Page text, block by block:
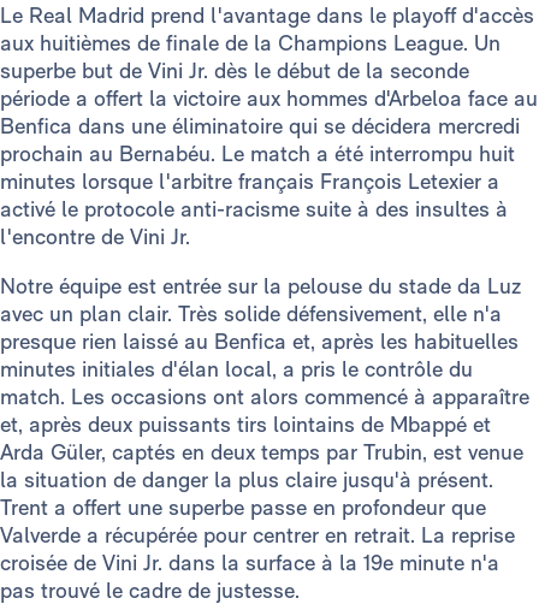
Le Real Madrid prend l'avantage dans le playoff d'accès
aux huitièmes de finale de la Champions League. Un
superbe but de Vini Jr. dès le début de la seconde
période a offert la victoire aux hommes d'Arbeloa face au
Benfica dans une éliminatoire qui se décidera mercredi
prochain au Bernabéu. Le match a été interrompu huit
minutes lorsque l'arbitre français François Letexier a
activé le protocole anti-racisme suite à des insultes à
l'encontre de Vini Jr.
Notre équipe est entrée sur la pelouse du stade da Luz
avec un plan clair. Très solide défensivement, elle n'a
presque rien laissé au Benfica et, après les habituelles
minutes initiales d'élan local, a pris le contrôle du
match. Les occasions ont alors commencé à apparaître
et, après deux puissants tirs lointains de Mbappé et
Arda Güler, captés en deux temps par Trubin, est venue
la situation de danger la plus claire jusqu'à présent.
Trent a offert une superbe passe en profondeur que
Valverde a récupérée pour centrer en retrait. La reprise
croisée de Vini Jr. dans la surface à la 19e minute n'a
pas trouvé le cadre de justesse.